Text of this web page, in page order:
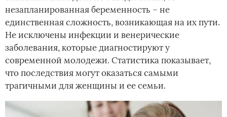
незапланированная беременность – не
единственная сложность, возникающая на их пути.
Не исключены инфекции и венерические
заболевания, которые диагностируют у
современной молодежи. Статистика показывает,
что последствия могут оказаться самыми
трагичными для женщины и ее семьи.